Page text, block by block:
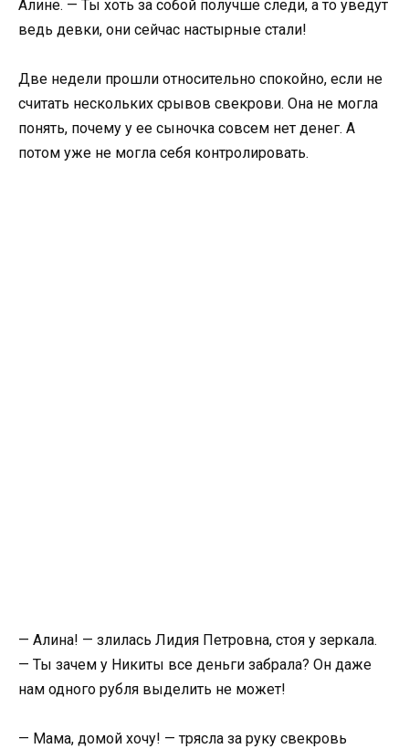
Алине. — Ты хоть за собой получше следи, а то уведут
ведь девки, они сейчас настырные стали!
Две недели прошли относительно спокойно, если не
считать нескольких срывов свекрови. Она не могла
понять, почему у ее сыночка совсем нет денег. А
потом уже не могла себя контролировать.
— Алина! — злилась Лидия Петровна, стоя у зеркала.
— Ты зачем у Никиты все деньги забрала? Он даже
нам одного рубля выделить не может!
— Мама, домой хочу! — трясла за руку свекровь